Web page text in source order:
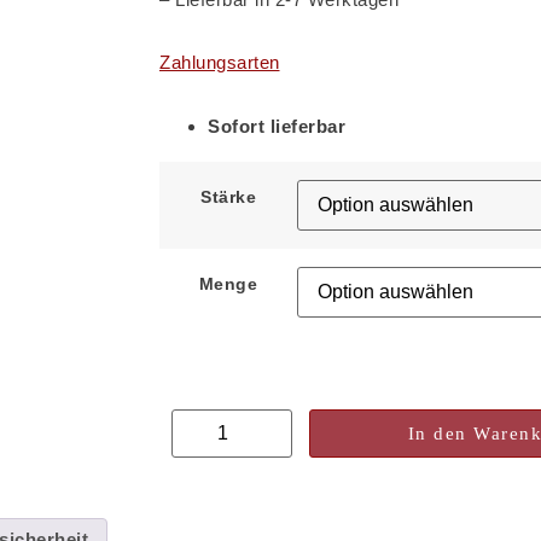
Zahlungsarten
Sofort lieferbar
Stärke
Menge
In den